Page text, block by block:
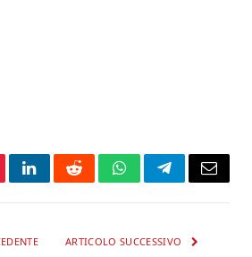
LinkedInRedditWhatsAppTelegramEmail
ARTICOLO SUCCESSIVO